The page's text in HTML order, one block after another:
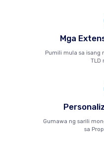
Mga
Pumili mula sa isang
TLD
Gumawa ng sarili
sa